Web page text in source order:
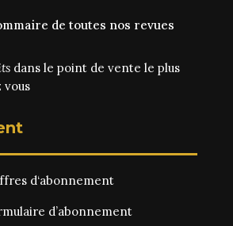
de toutes nos revues
dans le point de vente le plus
vous
d‘abonnement
d’abonnement